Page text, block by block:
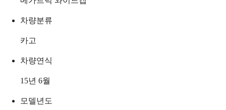
차량분류
카고
차량연식
15년 6월
모델년도